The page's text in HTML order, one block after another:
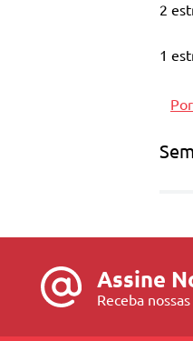
01 Máscara
danos desde o
2
1
Assine
Receba